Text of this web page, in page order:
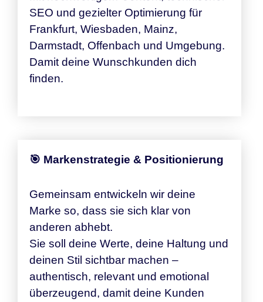
SEO und gezielter Optimierung für
Frankfurt, Wiesbaden, Mainz,
Darmstadt, Offenbach und Umgebung.
Damit deine Wunschkunden dich
finden.
🎯 Markenstrategie & Positionierung
Gemeinsam entwickeln wir deine
Marke so, dass sie sich klar von
anderen abhebt.
Sie soll deine Werte, deine Haltung und
deinen Stil sichtbar machen –
authentisch, relevant und emotional
überzeugend, damit deine Kunden